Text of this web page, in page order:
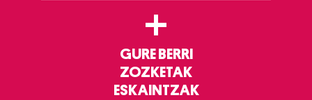
+
GURE BERRI
ZOZKETAK
ESKAINTZAK